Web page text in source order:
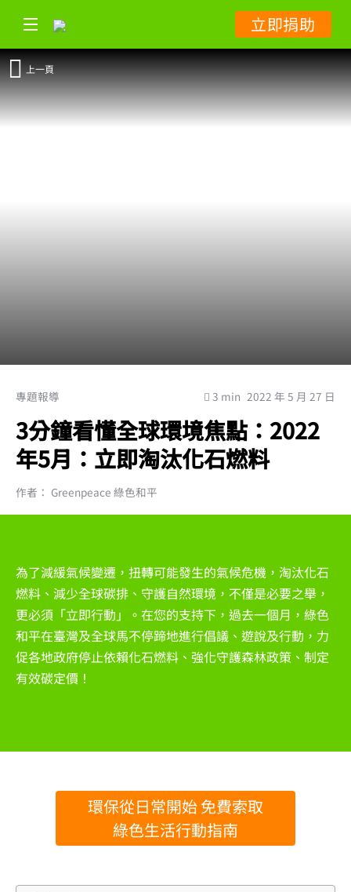
立即捐助
上一頁
專題報導 3 min 2022 年 5 月 27 日
3分鐘看懂全球環境焦點：2022
年5月：立即淘汰化石燃料
作者： Greenpeace 綠色和平
為了減緩氣候變遷，扭轉可能發生的氣候危機，淘汰化石
燃料、減少全球碳排、守護自然環境，不僅是必要之舉，
更必須「立即行動」。在您的支持下，過去一個月，綠色
和平在臺灣及全球馬不停蹄地進行倡議、遊說及行動，力
促各地政府停止依賴化石燃料、強化守護森林政策、制定
有效碳定價！
環保從日常開始 免費索取
綠色生活行動指南